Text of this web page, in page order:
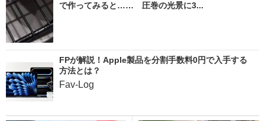
で作ってみると…… 圧巻の光景に3...
FPが解説！Apple製品を分割手数料0円で入手する
方法とは？
Fav-Log